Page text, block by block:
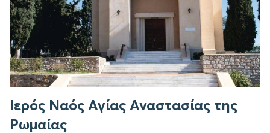
Ιερός Ναός Αγίας Αναστασίας της
Ρωμαίας